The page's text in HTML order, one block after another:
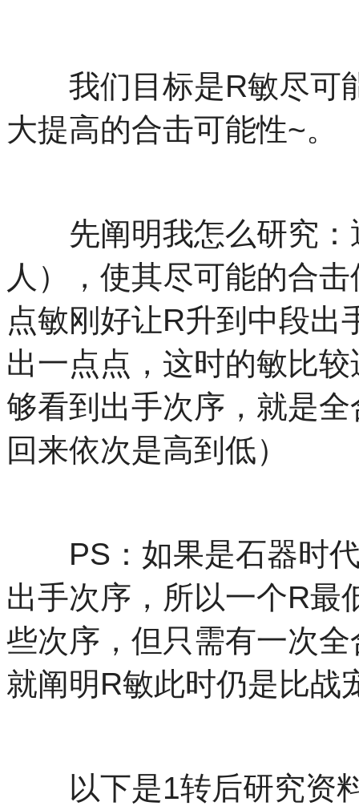
我们目标是R敏尽可
大提高的合击可能性~。
先阐明我怎么研究：
人），使其尽可能的合
点敏刚好让R升到中段出
出一点点，这时的敏比
够看到出手次序，就是
回来依次是高到低）
PS：如果是石器时代
出手次序，所以一个R最
些次序，但只需有一次
就阐明R敏此时仍是比战
以下是1转后研究资料